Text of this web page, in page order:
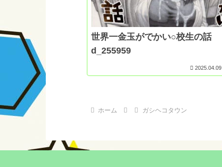
世界一金玉がでかい○校生の話
d_255959
2025.04.09
ホーム ガシヘコタウン